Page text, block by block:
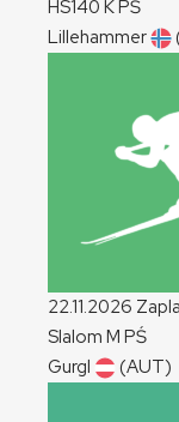
HS140 KPŚ
Lillehammer
22.11.2026
Slalom M PŚ
Gurgl
(AUT)